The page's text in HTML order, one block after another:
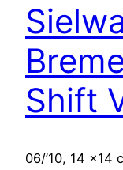
Shift
06/’10, 14 x14